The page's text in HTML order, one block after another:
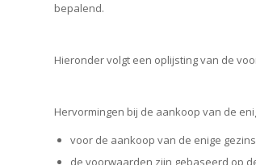
bepalend.
Hieronder volgt een oplijsting van de
Hervormingen bij de aankoop van de
voor de aankoop van de enige
de voorwaarden zijn gebaseerd op